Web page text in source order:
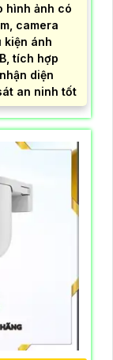
hình ảnh có
camera
kiện ánh
tích hợp
diện
an ninh tốt